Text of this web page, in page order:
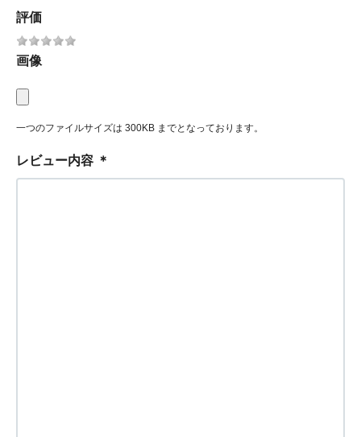
評価
画像
一つのファイルサイズは 300KB までとなっております。
レビュー内容 ＊